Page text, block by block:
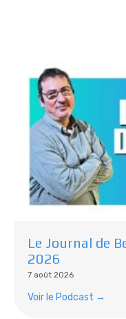
Le Journal de
2026
7 août 2026
Voir le Podcast →